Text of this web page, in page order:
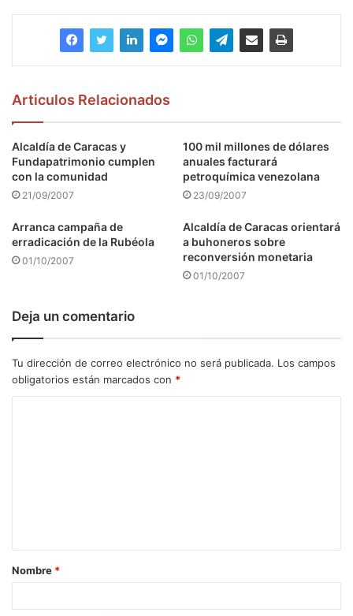
Articulos Relacionados
Alcaldía de Caracas y
Fundapatrimonio cumplen
con la comunidad
21/09/2007
100 mil millones de dólares
anuales facturará
petroquímica venezolana
23/09/2007
Arranca campaña de
erradicación de la Rubéola
01/10/2007
Alcaldía de Caracas orientará
a buhoneros sobre
reconversión monetaria
01/10/2007
Deja un comentario
Tu dirección de correo electrónico no será publicada. Los campos
obligatorios están marcados con *
a
r
Nombre *